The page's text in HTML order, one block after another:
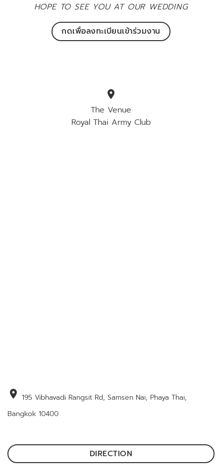
HOPE TO SEE YOU AT OUR WEDDING
กดเพื่อลงทะเบียนเข้าร่วมงาน
location_on
The Venue
Royal Thai Army Club
location_on 195 Vibhavadi Rangsit Rd, Samsen Nai, Phaya Thai,
Bangkok 10400
DIRECTION